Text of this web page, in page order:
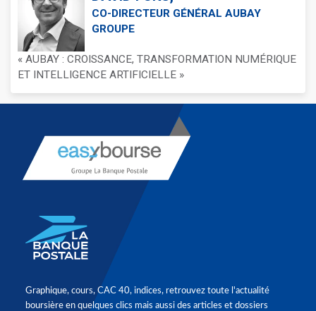
CO-DIRECTEUR GÉNÉRAL AUBAY
GROUPE
« AUBAY : CROISSANCE, TRANSFORMATION NUMÉRIQUE
ET INTELLIGENCE ARTIFICIELLE »
Graphique, cours, CAC 40, indices, retrouvez toute l'actualité
boursière en quelques clics mais aussi des articles et dossiers